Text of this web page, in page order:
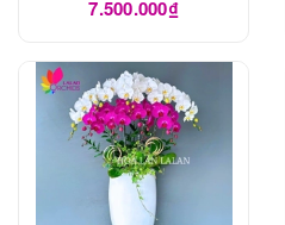
7.500.000₫